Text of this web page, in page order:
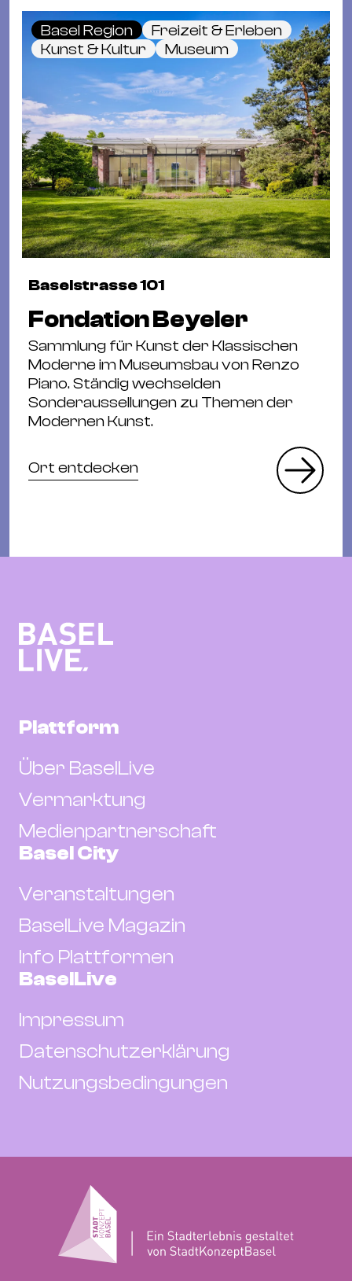
Basel Region
Freizeit & Erleben
Kunst & Kultur
Museum
Baselstrasse 101
Fondation Beyeler
Sammlung für Kunst der Klassischen
Moderne im Museumsbau von Renzo
Piano. Ständig wechselden
Sonderaussellungen zu Themen der
Modernen Kunst.
Ort entdecken
Plattform
Über BaselLive
Vermarktung
Medienpartnerschaft
Basel City
Veranstaltungen
BaselLive Magazin
Info Plattformen
BaselLive
Impressum
Datenschutzerklärung
Nutzungsbedingungen